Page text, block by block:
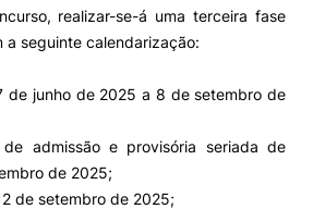
realizar-se-á uma terceira fase
seguinte calendarização:
de junho de 2025 a 8 de setembro de
admissão e provisória seriada de
de 2025;
de setembro de 2025;